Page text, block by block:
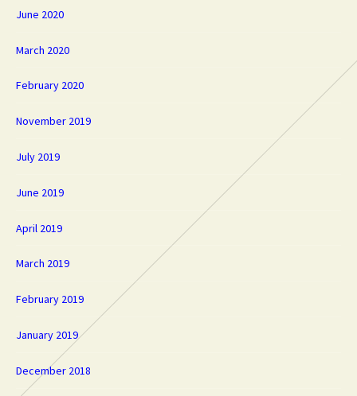
June 2020
March 2020
February 2020
November 2019
July 2019
June 2019
April 2019
March 2019
February 2019
January 2019
December 2018